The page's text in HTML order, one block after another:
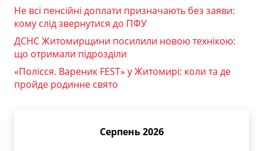
Не всі пенсійні доплати призначають без заяви:
кому слід звернутися до ПФУ
ДСНС Житомирщини посилили новою технікою:
що отримали підрозділи
«Полісся. Вареник FEST» у Житомирі: коли та де
пройде родинне свято
Серпень 2026